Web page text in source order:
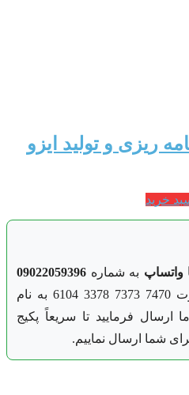
ریزی و تولید ایزو
خرید
واتساپ به شماره 09022059396
رسید پرداخت به شماره کارت 7470 7373 3378 6104 به نام
ارسال فرمایید تا سریعاً پکیج
شما ارسال نماییم.